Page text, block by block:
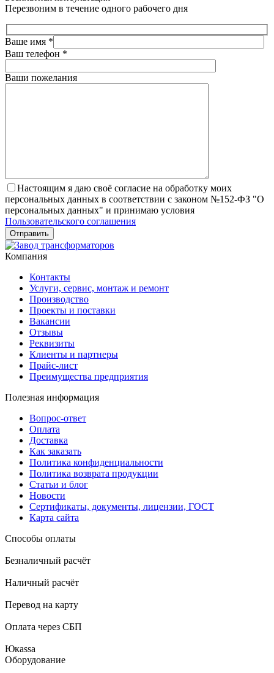
Перезвоним в течение одного рабочего дня
Ваше имя *
Ваш телефон *
Ваши пожелания
Настоящим я даю своё согласие на обработку моих
персональных данных в соответствии с законом №152-ФЗ "О
персональных данных" и принимаю условия
Пользовательского соглашения
Компания
Контакты
Услуги, сервис, монтаж и ремонт
Производство
Проекты и поставки
Вакансии
Отзывы
Реквизиты
Клиенты и партнеры
Прайс-лист
Преимущества предприятия
Полезная информация
Вопрос-ответ
Оплата
Доставка
Как заказать
Политика конфиденциальности
Политика возврата продукции
Статьи и блог
Новости
Сертификаты, документы, лицензии, ГОСТ
Карта сайта
Способы оплаты
Безналичный расчёт
Наличный расчёт
Перевод на карту
Оплата через СБП
Юкаssа
Оборудование